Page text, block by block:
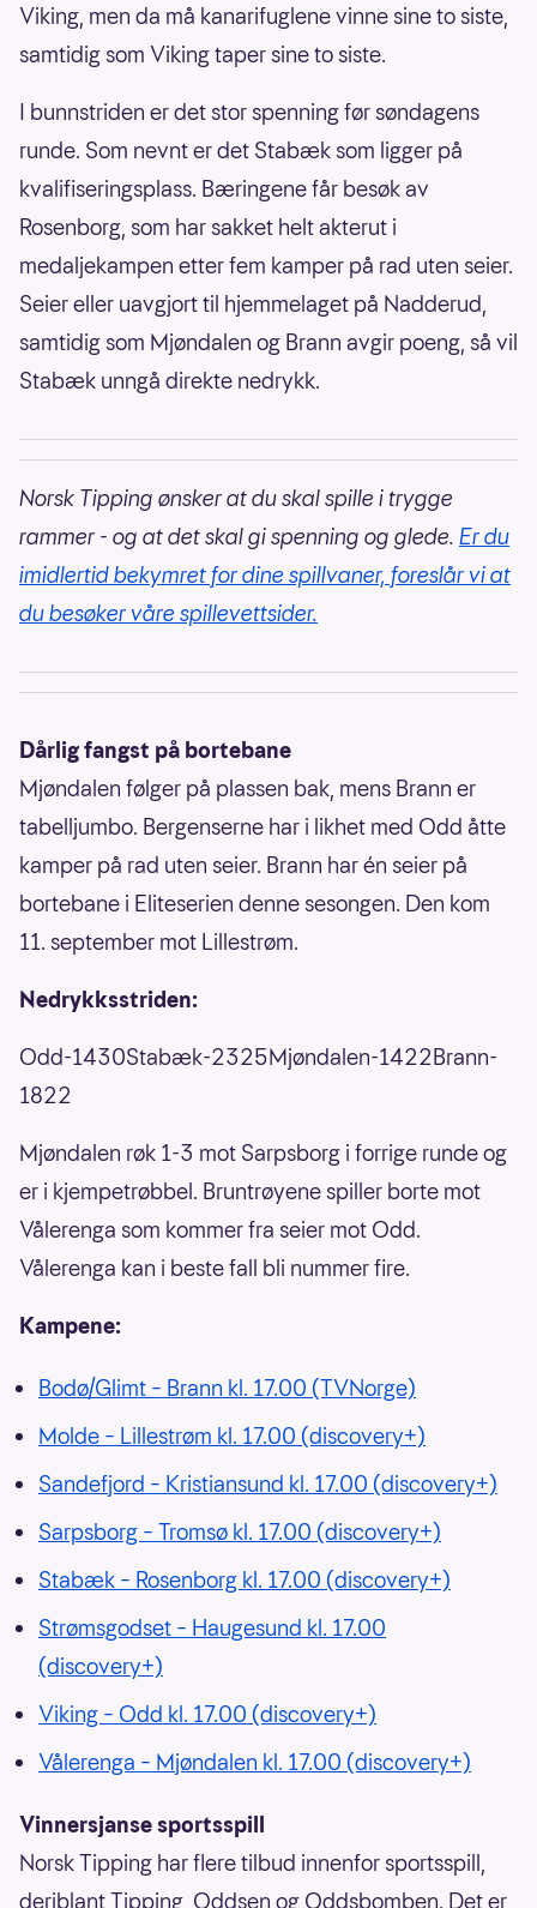
Viking, men da må kanarifuglene vinne sine to siste,
samtidig som Viking taper sine to siste.
I bunnstriden er det stor spenning før søndagens
runde. Som nevnt er det Stabæk som ligger på
kvalifiseringsplass. Bæringene får besøk av
Rosenborg, som har sakket helt akterut i
medaljekampen etter fem kamper på rad uten seier.
Seier eller uavgjort til hjemmelaget på Nadderud,
samtidig som Mjøndalen og Brann avgir poeng, så vil
Stabæk unngå direkte nedrykk.
Norsk Tipping ønsker at du skal spille i trygge
rammer - og at det skal gi spenning og glede. Er du
imidlertid bekymret for dine spillvaner, foreslår vi at
du besøker våre spillevettsider.
Dårlig fangst på bortebane
Mjøndalen følger på plassen bak, mens Brann er
tabelljumbo. Bergenserne har i likhet med Odd åtte
kamper på rad uten seier. Brann har én seier på
bortebane i Eliteserien denne sesongen. Den kom
11. september mot Lillestrøm.
Nedrykksstriden:
Odd-1430Stabæk-2325Mjøndalen-1422Brann-
1822
Mjøndalen røk 1-3 mot Sarpsborg i forrige runde og
er i kjempetrøbbel. Bruntrøyene spiller borte mot
Vålerenga som kommer fra seier mot Odd.
Vålerenga kan i beste fall bli nummer fire.
Kampene:
Bodø/Glimt – Brann kl. 17.00 (TVNorge)
Molde – Lillestrøm kl. 17.00 (discovery+)
Sandefjord – Kristiansund kl. 17.00 (discovery+)
Sarpsborg – Tromsø kl. 17.00 (discovery+)
Stabæk – Rosenborg kl. 17.00 (discovery+)
Strømsgodset – Haugesund kl. 17.00
(discovery+)
Viking – Odd kl. 17.00 (discovery+)
Vålerenga – Mjøndalen kl. 17.00 (discovery+)
Vinnersjanse sportsspill
Norsk Tipping har flere tilbud innenfor sportsspill,
deriblant Tipping, Oddsen og Oddsbomben. Det er